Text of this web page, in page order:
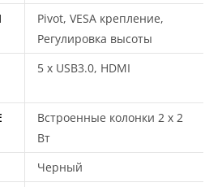
Pivot, VESA крепление,
Регулировка высоты
5 x USB3.0, HDMI
Встроенные колонки 2 x 2
Вт
Черный